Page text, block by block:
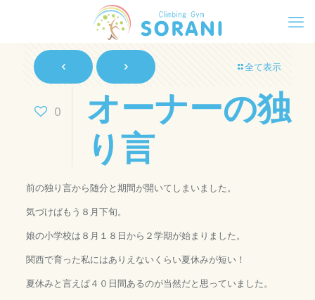
全て表示
0
オーナーの独
り言
前の独り言から随分と期間が開いてしまいました。
気づけばもう８月下旬。
娘の小学校は８月１８日から２学期が始まりました。
関西で育った私にはありえないくらい夏休みが短い！
夏休みと言えば４０日間あるのが当然だと思っていました。